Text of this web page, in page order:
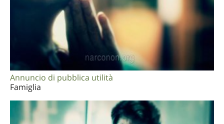
Annuncio di pubblica utilità
Famiglia